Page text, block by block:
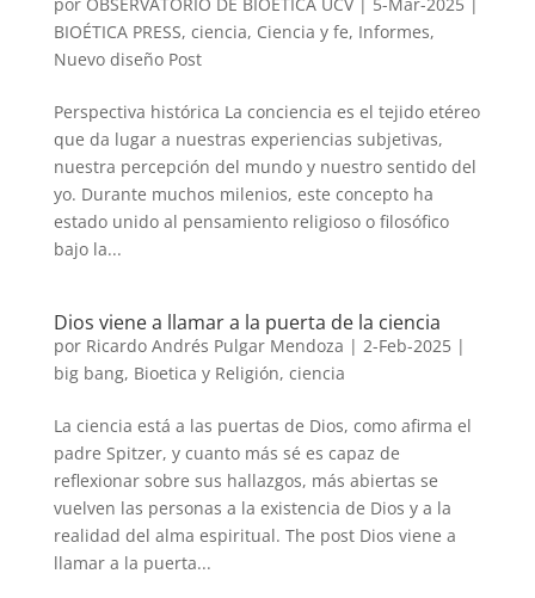
BIOÉTICA PRESS, ciencia, Ciencia y fe, Informes,
Nuevo diseño Post
Perspectiva histórica La conciencia es el tejido etéreo
que da lugar a nuestras experiencias subjetivas,
nuestra percepción del mundo y nuestro sentido del
yo. Durante muchos milenios, este concepto ha
estado unido al pensamiento religioso o filosófico
bajo la...
Dios viene a llamar a la puerta de la ciencia
por Ricardo Andrés Pulgar Mendoza | 2-Feb-2025|
big bang, Bioetica y Religión, ciencia
La ciencia está a las puertas de Dios, como afirma el
padre Spitzer, y cuanto más sé es capaz de
reflexionar sobre sus hallazgos, más abiertas se
vuelven las personas a la existencia de Dios y a la
realidad del alma espiritual. The post Dios viene a
llamar a la puerta...